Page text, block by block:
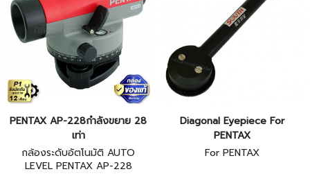
PENTAX AP-228กำลังขยาย 28
เท่า
กล้องระดับอัตโนมัติ AUTO
LEVEL PENTAX AP-228
Diagonal Eyepiece For
PENTAX
For PENTAX